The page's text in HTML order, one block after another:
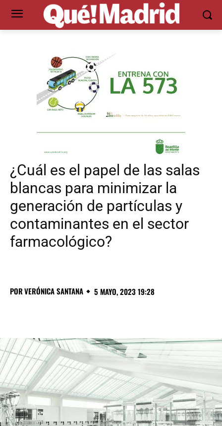
¿Cuál es el papel de las salas
blancas para minimizar la
generación de partículas y
contaminantes en el sector
farmacológico?
PORVERÓNICA SANTANA 5 MAYO, 2023 19:28